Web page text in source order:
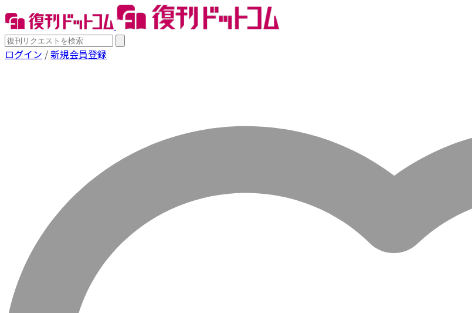
ログイン /新規会員登録